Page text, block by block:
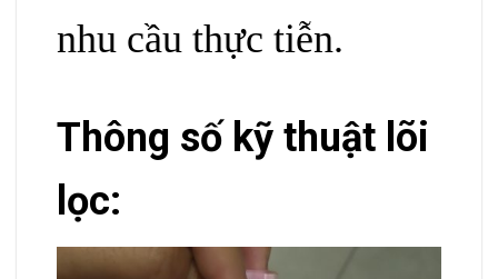
nhu cầu thực tiễn.
Thông số kỹ thuật lõi
lọc: